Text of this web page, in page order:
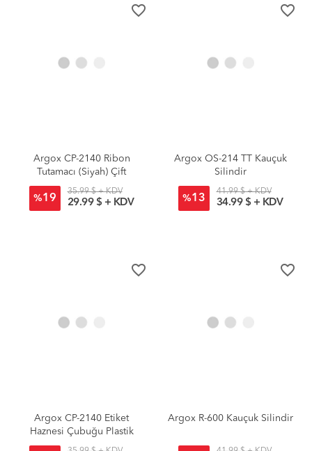
favorite_border
Argox CP-2140 Ribon
Tutamacı (Siyah) Çift
%19
35.99 $ + KDV
29.99 $ + KDV
favorite_border
Argox OS-214 TT Kauçuk
Silindir
%13
41.99 $ + KDV
34.99 $ + KDV
favorite_border
Argox CP-2140 Etiket
Haznesi Çubuğu Plastik
favorite_border
Argox R-600 Kauçuk Silindir